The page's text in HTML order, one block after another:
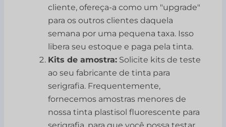
cliente, ofereça-a como um "upgrade"
para os outros clientes daquela
semana por uma pequena taxa. Isso
libera seu estoque e paga pela tinta.
Kits de amostra: Solicite kits de teste
ao seu fabricante de tinta para
serigrafia. Frequentemente,
fornecemos amostras menores de
nossa tinta plastisol fluorescente para